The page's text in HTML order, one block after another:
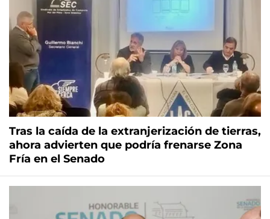
Tras la caída de la extranjerización de tierras,
ahora advierten que podría frenarse Zona
Fría en el Senado